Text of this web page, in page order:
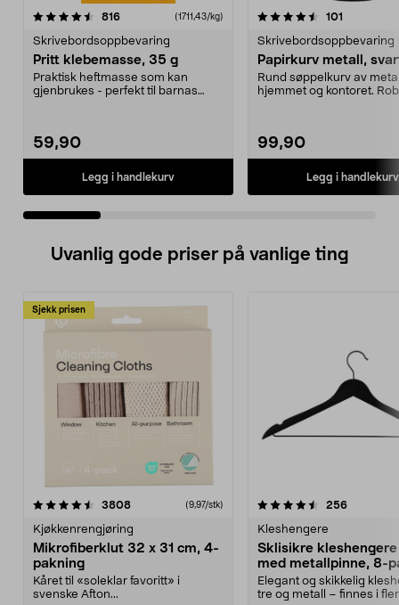
816anmeldelser(1711,43/kg)
Skrivebordsoppbevaring
Pritt klebemasse, 35 g
Praktisk heftmasse som kan
gjenbrukes - perfekt til barnas
59,90
Legg i handlekurv
4.5 av 5 stjerner 101
Skrivebordsoppbevaring
Papirkurv metall,
Rund søppelkurv av
hjemmet og kontoret.
99,90
Legg i handlekurv
4.5 av 5 stjerner
Uvanlig gode priser på vanlige ting
Sjekk prisen
3808anmeldelser(9,97/stk)
Kjøkkenrengjøring
Mikrofiberklut 32 x 31 cm, 4-
pakning
Kåret til «soleklar favoritt» i
svenske Afton...
4.5av 5 stjerner 256
Kleshengere
Sklisikre
med metallpinne, 8-
Elegant og skikkelig
tre og metall – finnes i
4.5av 5 stjerner